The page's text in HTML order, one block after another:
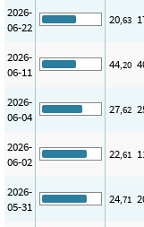
2026-
06-22
20,63
2026-
06-11
44,20
2026-
06-04
27,62
2026-
06-02
22,61
2026-
05-31
24,71